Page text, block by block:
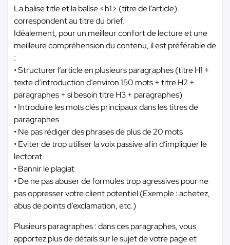
La balise title et la balise <h1> (titre de l’article)
correspondent au titre du brief.
Idéalement, pour un meilleur confort de lecture et une
meilleure compréhension du contenu, il est préférable de
:
• Structurer l’article en plusieurs paragraphes (titre H1 +
texte d’introduction d’environ 150 mots + titre H2 +
paragraphes + si besoin titre H3 + paragraphes)
• Introduire les mots clés principaux dans les titres de
paragraphes
• Ne pas rédiger des phrases de plus de 20 mots
• Eviter de trop utiliser la voix passive afin d’impliquer le
lectorat
• Bannir le plagiat
• De ne pas abuser de formules trop agressives pour ne
pas oppresser votre client potentiel (Exemple : achetez,
abus de points d’exclamation, etc.)
Plusieurs paragraphes : dans ces paragraphes, vous
apportez plus de détails sur le sujet de votre page et